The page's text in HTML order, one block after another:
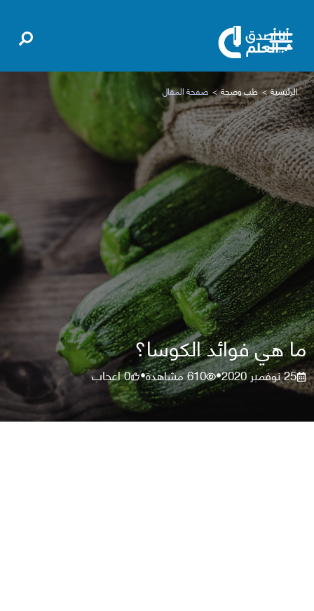
الرئيسية طب وصحة صفحة المقال
ما هي فوائد الكوسا؟
25 نوفمبر 2020 •
610مشاهدة•
0اعجاب